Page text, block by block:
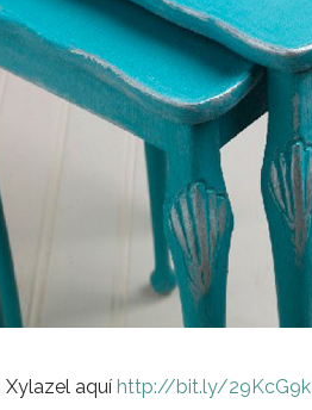
Xylazel aquí http://bit.ly/29KcG9k